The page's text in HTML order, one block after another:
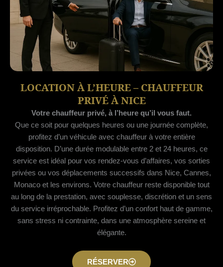
LOCATION À L’HEURE – CHAUFFEUR
PRIVÉ À NICE
Votre chauffeur privé, à l’heure qu’il vous faut.
Que ce soit pour quelques heures ou une journée complète,
profitez d’un véhicule avec chauffeur à votre entière
disposition. D’une durée modulable entre 2 et 24 heures, ce
service est idéal pour vos rendez-vous d’affaires, vos sorties
privées ou vos déplacements successifs dans Nice, Cannes,
Monaco et les environs. Votre chauffeur reste disponible tout
au long de la prestation, avec souplesse, discrétion et un sens
du service irréprochable. Profitez d’un confort haut de gamme,
sans stress ni contrainte, dans une atmosphère sereine et
élégante.
RÉSERVER